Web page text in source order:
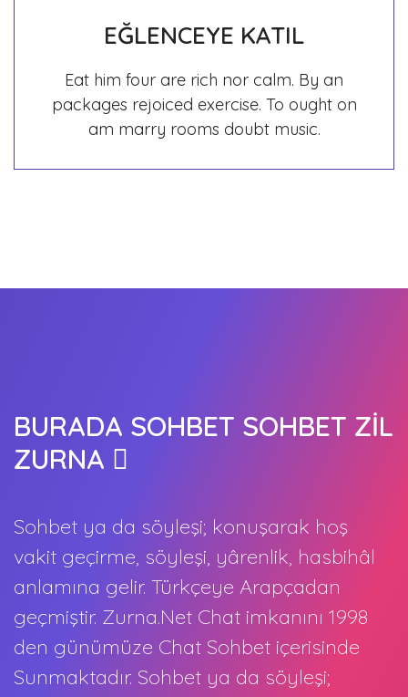
EĞLENCEYE KATIL
Eat him four are rich nor calm. By an
packages rejoiced exercise. To ought on
am marry rooms doubt music.
BURADA SOHBET SOHBET ZİL
ZURNA
Sohbet ya da söyleşi; konuşarak hoş
vakit geçirme, söyleşi, yârenlik, hasbihâl
anlamına gelir. Türkçeye Arapçadan
geçmiştir. Zurna.Net Chat imkanını 1998
den günümüze Chat Sohbet içerisinde
Sunmaktadır. Sohbet ya da söyleşi;